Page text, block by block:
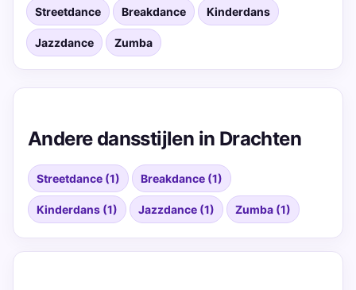
Streetdance Breakdance Kinderdans
Jazzdance Zumba
Andere dansstijlen in Drachten
Streetdance (1) Breakdance (1)
Kinderdans (1) Jazzdance (1) Zumba (1)